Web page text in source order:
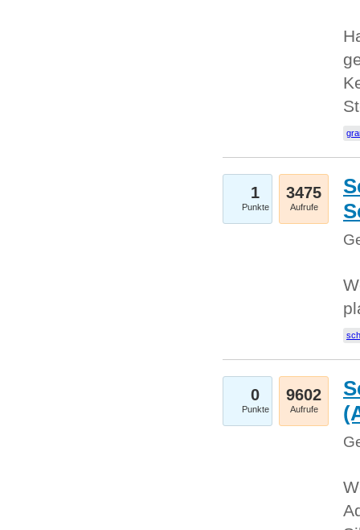
1
Punkte
3475
Aufrufe
0
Punkte
9602
Aufrufe